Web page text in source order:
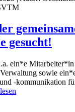
gesucht!
ein*e
sowie
-kommunikation